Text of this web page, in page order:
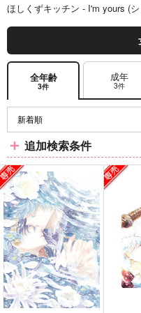
ほしくずキッチン - I'm yours (
全年齢
3件
成年
3件
追加検索条件